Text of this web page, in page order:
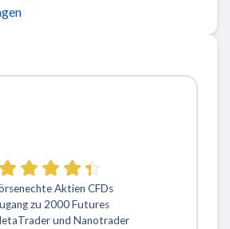
Aktien CFDs
zu 2000 Futures
und Nanotrader